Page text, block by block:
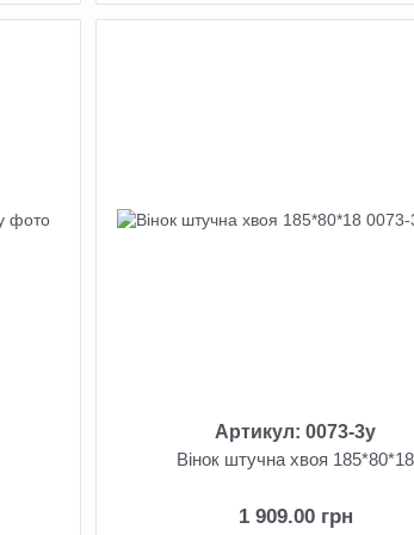
Артикул: 0073-3у
Вінок штучна хвоя 185*80*18
1 909.00 грн